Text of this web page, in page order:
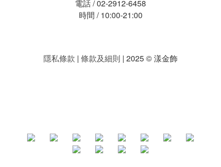
電話 / 02-2912-6458
時間 / 10:00-21:00
隱私條款 | 條款及細則 | 2025 © 漾金飾